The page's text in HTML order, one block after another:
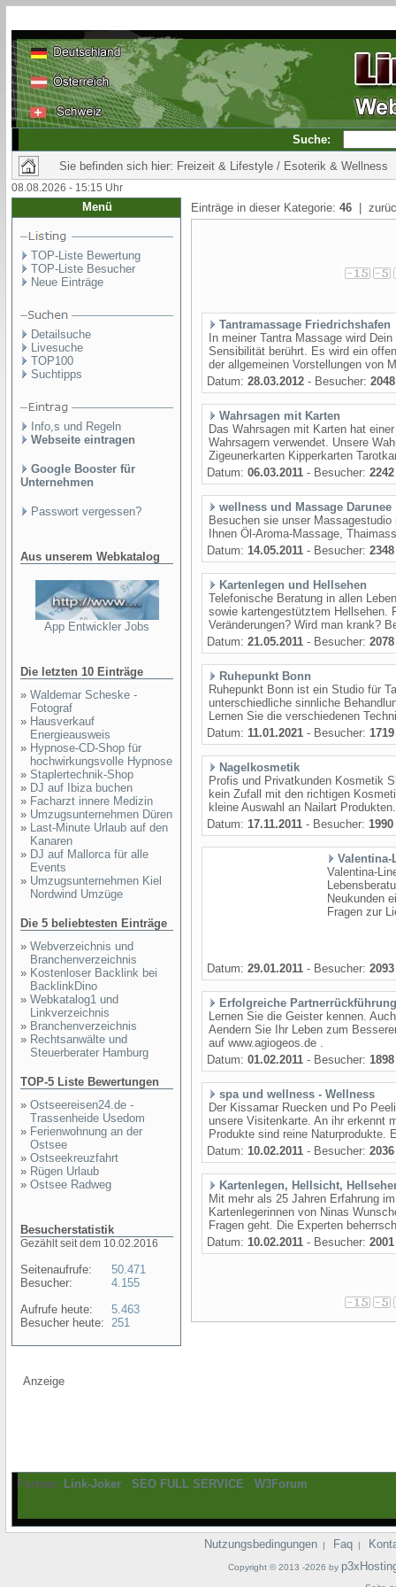
Suche:
Sie befinden sich hier: Freizeit & Lifestyle / Esoterik & Wellness
08.08.2026 - 15:15 Uhr
Menü
TOP-Liste Bewertung
TOP-Liste Besucher
Neue Einträge
Detailsuche
Livesuche
TOP100
Suchtipps
Info,s und Regeln
Webseite eintragen
Google Booster für
Unternehmen
Passwort vergessen?
Aus unserem Webkatalog
App Entwickler Jobs
Die letzten 10 Einträge
» Waldemar Scheske -
Fotograf
» Hausverkauf
Energieausweis
» Hypnose-CD-Shop für
hochwirkungsvolle Hypnose
» Staplertechnik-Shop
» DJ auf Ibiza buchen
» Facharzt innere Medizin
» Umzugsunternehmen Düren
» Last-Minute Urlaub auf den
Kanaren
» DJ auf Mallorca für alle
Events
» Umzugsunternehmen Kiel
Nordwind Umzüge
Die 5 beliebtesten Einträge
» Webverzeichnis und
Branchenverzeichnis
» Kostenloser Backlink bei
BacklinkDino
» Webkatalog1 und
Linkverzeichnis
» Branchenverzeichnis
» Rechtsanwälte und
Steuerberater Hamburg
TOP-5 Liste Bewertungen
» Ostseereisen24.de -
Trassenheide Usedom
» Ferienwohnung an der
Ostsee
» Ostseekreuzfahrt
» Rügen Urlaub
» Ostsee Radweg
Besucherstatistik
Gezählt seit dem 10.02.2016
Seitenaufrufe:
Besucher:
Aufrufe heute:
Besucher heute:
50.471
4.155
5.463
251
Einträge in dieser Kategorie: 46 |
Tantramassage Friedrichshafen
In meiner Tantra Massage wird
Sensibilität berührt. Es wird ein
der allgemeinen Vorstellungen von
Datum: 28.03.2012 - Besucher: 2048
Wahrsagen mit Karten
Das Wahrsagen mit Karten hat
Wahrsagern verwendet. Unsere
Zigeunerkarten Kipperkarten
Datum: 06.03.2011 - Besucher: 2242
wellness und Massage Darunee
Besuchen sie unser
Ihnen Öl-Aroma-Massage,
Datum: 14.05.2011 - Besucher: 2348
Kartenlegen und Hellsehen
Telefonische Beratung in allen
sowie kartengestütztem Hellsehen.
Veränderungen? Wird man krank?
Datum: 21.05.2011 - Besucher: 2078
Ruhepunkt Bonn
Ruhepunkt Bonn ist ein Studio für
unterschiedliche sinnliche
Lernen Sie die verschiedenen
Datum: 11.01.2021 - Besucher: 1719
Nagelkosmetik
Profis und Privatkunden Kosmetik
kein Zufall mit den richtigen
kleine Auswahl an Nailart
Datum: 17.11.2011 - Besucher: 1990
Valentina-
Valentina-
Neukunden
Fragen zur
Datum: 29.01.2011 - Besucher: 2093
Erfolgreiche Partnerrückführung
Lernen Sie die Geister kennen.
Aendern Sie Ihr Leben zum
auf www.agiogeos.de .
Datum: 01.02.2011 - Besucher: 1898
spa und wellness - Wellness
Der Kissamar Ruecken und Po
unsere Visitenkarte. An ihr erkennt
Produkte sind reine Naturprodukte.
Datum: 10.02.2011 - Besucher: 2036
Kartenlegen, Hellsicht,
Mit mehr als 25 Jahren Erfahrung
Kartenlegerinnen von Ninas
Fragen geht. Die Experten
Datum: 10.02.2011 - Besucher: 2001
Anzeige
Partner: Link-Joker - SEO FULL SERVICE - W3Forum
Nutzungsbedingungen | Faq |
Copyright © 2013 -2026 by